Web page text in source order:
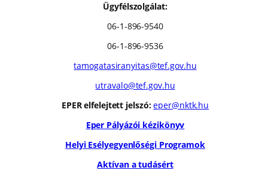
Ügyfélszolgálat:
06-1-896-9540
06-1-896-9536
tamogatasiranyitas@tef.gov.hu
utravalo@tef.gov.hu
EPER elfelejtett jelszó: eper@nktk.hu
Eper Pályázói kézikönyv
Helyi Esélyegyenlőségi Programok
Aktívan a tudásért